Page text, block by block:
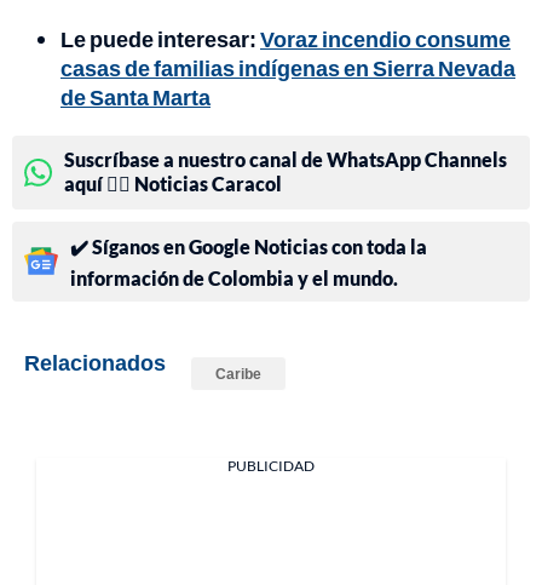
Le puede interesar:Voraz incendio consume
casas de familias indígenas en Sierra Nevada
de Santa Marta
Suscríbase a nuestro canal de WhatsApp Channels
aquí 👉🏻 Noticias Caracol
✔️ Síganos en Google Noticias con toda la
información de Colombia y el mundo.
Relacionados Caribe
PUBLICIDAD